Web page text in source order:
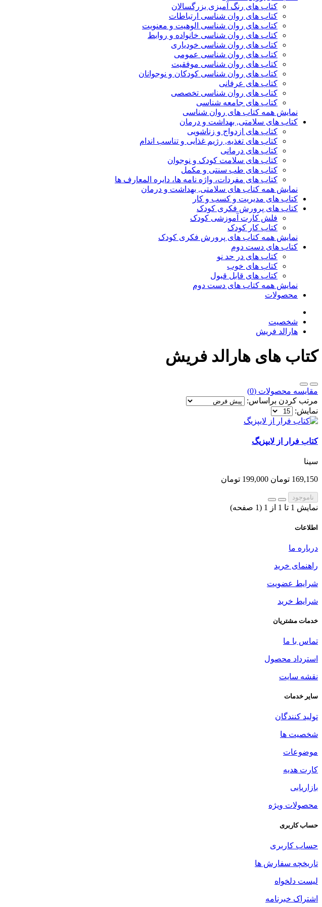
کتاب های رنگ آمیزی بزرگسالان
کتاب های روان شناسی ارتباطات
کتاب های روان شناسی الوهیت و معنویت
کتاب های روان شناسی خانواده و روابط
کتاب های روان شناسی خودیاری
کتاب های روان شناسی عمومی
کتاب های روان شناسی موفقیت
کتاب های روان شناسی کودکان و نوجوانان
کتاب های عرفانی
کتاب های روان شناسی تخصصی
کتاب های جامعه شناسی
نمایش همه کتاب های روان شناسی
کتاب های سلامتی, بهداشت و درمان
کتاب های ازدواج و زناشویی
کتاب های تغذیه, رژیم غذایی و تناسب اندام
کتاب های درمانی
کتاب های سلامت کودک و نوجوان
کتاب های طب سنتی و مکمل
کتاب های مفردات، واژه نامه ها، دایره المعارف ها
نمایش همه کتاب های سلامتی, بهداشت و درمان
کتاب های مدیریت و کسب و کار
کتاب های پرورش فکری کودک
فلش کارت آموزشی کودک
کتاب کار کودک
نمایش همه کتاب های پرورش فکری کودک
کتاب های دست دوم
کتاب های در حد نو
کتاب های خوب
کتاب های قابل قبول
نمایش همه کتاب های دست دوم
محصولات
شخصیت
هارالد فریش
کتاب های هارالد فریش
مقایسه محصولات (0)
مرتب کردن براساس:
نمایش:
کتاب فرار از لایپزیگ
سینا
169,150 تومان 199,000 تومان
ناموجود
نمایش 1 تا 1 از 1 (1 صفحه)
اطلاعات
درباره ما
راهنمای خرید
شرایط عضویت
شرایط خرید
خدمات مشتریان
تماس با ما
استرداد محصول
نقشه سایت
سایر خدمات
تولید کنندگان
شخصیت ها
موضوعات
کارت هدیه
بازاریابی
محصولات ویژه
حساب کاربری
حساب کاربری
تاریخچه سفارش ها
لیست دلخواه
اشتراک خبرنامه